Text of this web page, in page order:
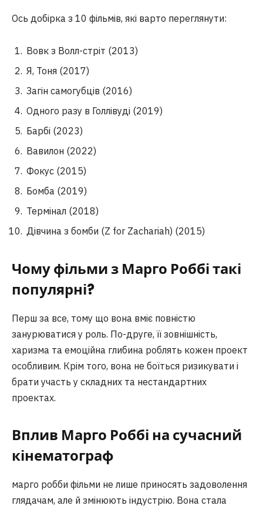
Ось добірка з 10 фільмів, які варто переглянути:
Вовк з Волл-стріт (2013)
Я, Тоня (2017)
Загін самогубців (2016)
Одного разу в Голлівуді (2019)
Барбі (2023)
Вавилон (2022)
Фокус (2015)
Бомба (2019)
Термінал (2018)
Дівчина з бомби (Z for Zachariah) (2015)
Чому фільми з Марго Роббі такі
популярні?
Перш за все, тому що вона вміє повністю
занурюватися у роль. По-друге, її зовнішність,
харизма та емоційна глибина роблять кожен проект
особливим. Крім того, вона не боїться ризикувати і
брати участь у складних та нестандартних
проектах.
Вплив Марго Роббі на сучасний
кінематограф
марго робби фільми не лише приносять задоволення
глядачам, але й змінюють індустрію. Вона стала